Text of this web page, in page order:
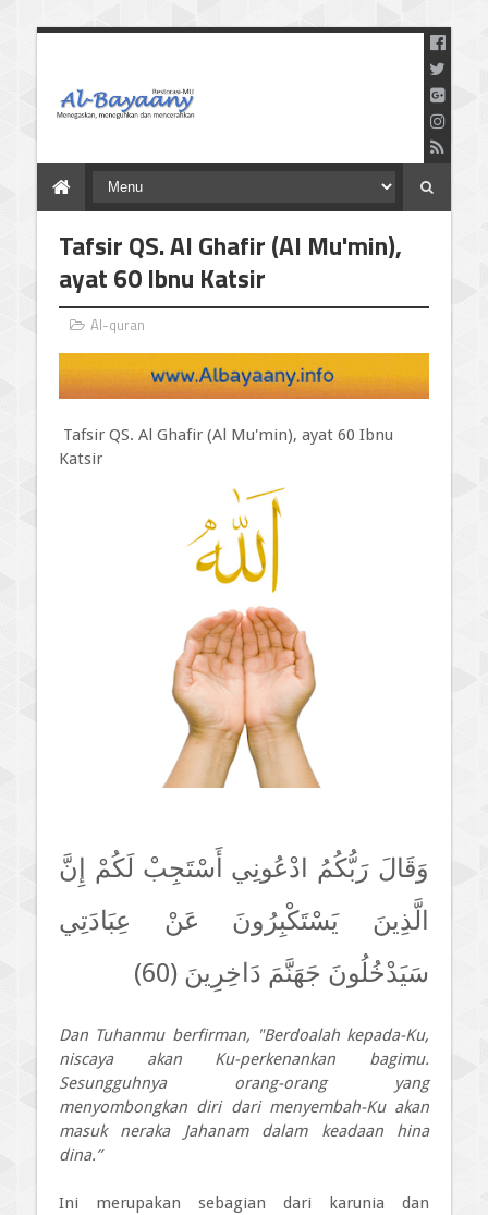
dan Mencerahkan
Tafsir QS. Al Ghafir (Al Mu'min),
ayat 60 Ibnu Katsir
Al-quran
Tafsir QS. Al Ghafir (Al Mu'min), ayat 60 Ibnu
Katsir
وَقَالَ رَبُّكُمُ ادْعُونِي أَسْتَجِبْ لَكُمْ إِنَّ
الَّذِينَ يَسْتَكْبِرُونَ عَنْ عِبَادَتِي
سَيَدْخُلُونَ جَهَنَّمَ دَاخِرِينَ (60)
Dan Tuhanmu berfirman, "Berdoalah kepada-Ku,
niscaya akan Ku-perkenankan bagimu.
Sesungguhnya orang-orang yang
menyombongkan diri dari menyembah-Ku akan
masuk neraka Jahanam dalam keadaan hina
dina.”
Ini merupakan sebagian dari karunia dan